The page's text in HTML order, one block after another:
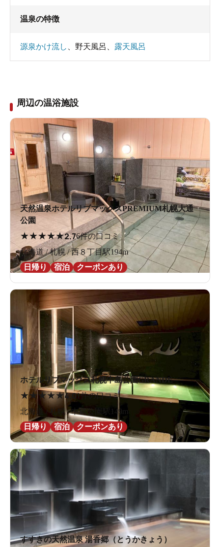
温泉の特徴
源泉かけ流し 野天風呂 露天風呂
周辺の温浴施設
天然温泉ホテルリブマックスPREMIUM札幌大通
公園
★★★★★2.76件の口コミ
北海道 / 札幌 / 西８丁目駅194m
日帰り
宿泊 クーポンあり
ホテルリブマックス札幌中島公園GRANDE
★★ ★★★4.01件の口コミ
北海道 / 札幌 / 中島公園駅149m
日帰り
宿泊 クーポンあり
すすきの天然温泉 湯香郷（とうかきょう）